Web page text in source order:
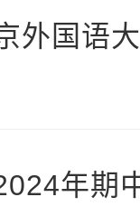
外国语
年期